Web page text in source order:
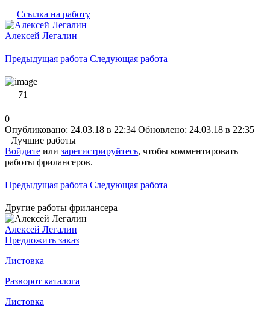
Ссылка на работу
Алексей Легалин
Предыдущая работа Следующая работа
71
0
Опубликовано: 24.03.18 в 22:34 Обновлено: 24.03.18 в 22:35
Лучшие работы
Войдите или зарегистрируйтесь, чтобы комментировать
работы фрилансеров.
Предыдущая работа Следующая работа
Другие работы фрилансера
Алексей Легалин
Предложить заказ
Листовка
Разворот каталога
Листовка